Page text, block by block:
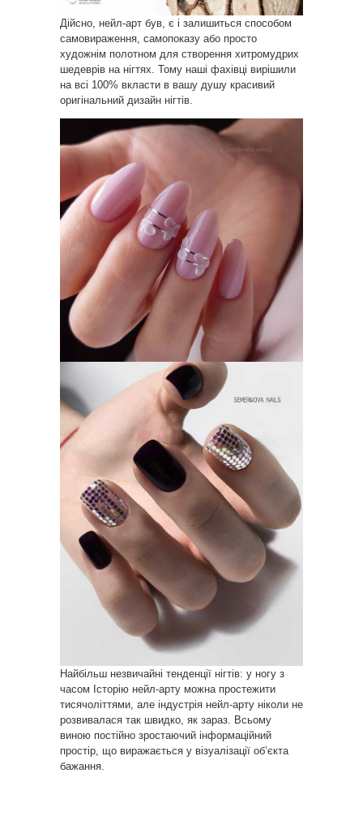
Дійсно, нейл-арт був, є і залишиться способом
самовираження, самопоказу або просто
художнім полотном для створення хитромудрих
шедеврів на нігтях. Тому наші фахівці вирішили
на всі 100% вкласти в вашу душу красивий
оригінальний дизайн нігтів.
Найбільш незвичайні тенденції нігтів: у ногу з
часом Історію нейл-арту можна простежити
тисячоліттями, але індустрія нейл-арту ніколи не
розвивалася так швидко, як зараз. Всьому
виною постійно зростаючий інформаційний
простір, що виражається у візуалізації об’єкта
бажання.